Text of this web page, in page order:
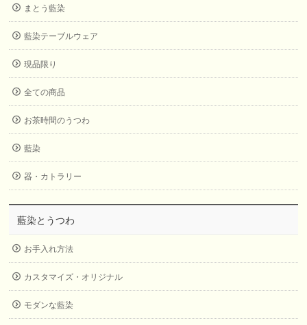
まとう藍染
藍染テーブルウェア
現品限り
全ての商品
お茶時間のうつわ
藍染
器・カトラリー
藍染とうつわ
お手入れ方法
カスタマイズ・オリジナル
モダンな藍染